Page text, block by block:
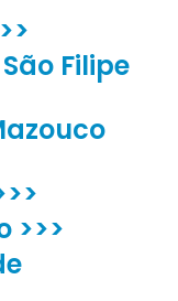
Filipe
>>>